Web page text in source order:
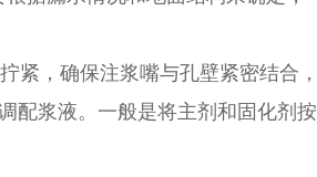
紧，确保注浆嘴与孔壁紧密结合
配浆液。一般是将主剂和固化剂